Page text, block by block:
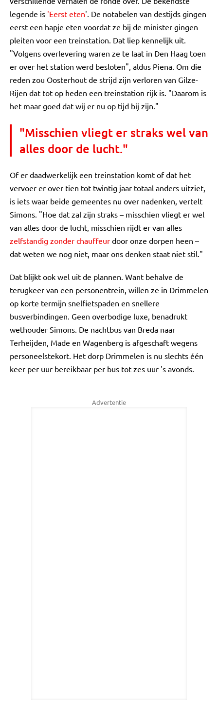
legende is 'Eerst eten'. De notabelen van destijds gingen
eerst een hapje eten voordat ze bij de minister gingen
pleiten voor een treinstation. Dat liep kennelijk uit.
"Volgens overlevering waren ze te laat in Den Haag toen
er over het station werd besloten", aldus Piena. Om die
reden zou Oosterhout de strijd zijn verloren van Gilze-
Rijen dat tot op heden een treinstation rijk is. "Daarom is
het maar goed dat wij er nu op tijd bij zijn."
"Misschien vliegt er straks wel van
alles door de lucht."
Of er daadwerkelijk een treinstation komt of dat het
vervoer er over tien tot twintig jaar totaal anders uitziet,
is iets waar beide gemeentes nu over nadenken, vertelt
Simons. "Hoe dat zal zijn straks – misschien vliegt er wel
van alles door de lucht, misschien rijdt er van alles
zelfstandig zonder chauffeur door onze dorpen heen –
dat weten we nog niet, maar ons denken staat niet stil."
Dat blijkt ook wel uit de plannen. Want behalve de
terugkeer van een personentrein, willen ze in Drimmelen
op korte termijn snelfietspaden en snellere
busverbindingen. Geen overbodige luxe, benadrukt
wethouder Simons. De nachtbus van Breda naar
Terheijden, Made en Wagenberg is afgeschaft wegens
personeelstekort. Het dorp Drimmelen is nu slechts één
keer per uur bereikbaar per bus tot zes uur 's avonds.
Advertentie